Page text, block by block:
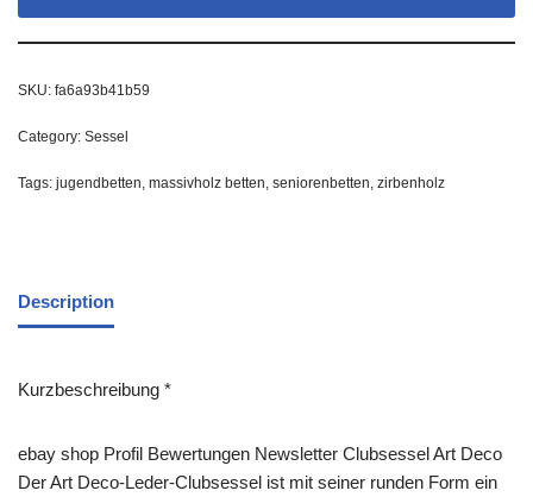
SKU: fa6a93b41b59
Category: Sessel
Tags: jugendbetten, massivholz betten, seniorenbetten, zirbenholz
Description
Kurzbeschreibung *
ebay shop Profil Bewertungen Newsletter Clubsessel Art Deco
Der Art Deco-Leder-Clubsessel ist mit seiner runden Form ein